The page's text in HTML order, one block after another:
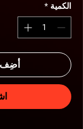
الكمية *
أضِف